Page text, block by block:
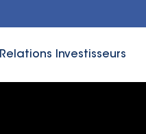
Relations Investisseurs